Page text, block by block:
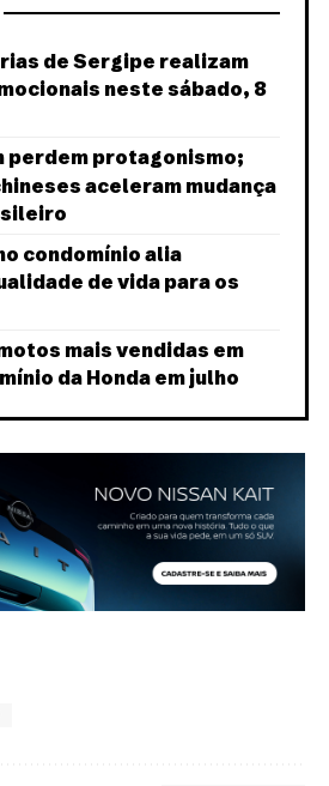
de Sergipe realizam
neste sábado, 8
perdem protagonismo;
aceleram mudança
condomínio alia
de vida para os
mais vendidas em
da Honda em julho